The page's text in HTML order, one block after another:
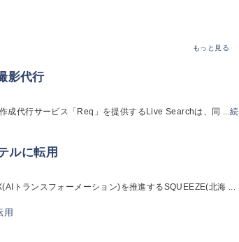
もっと見る
影代行
代行サービス「Req」を提供するLive Searchは、同 ...続
ルに転用
トランスフォーメーション)を推進するSQUEEZE(北海 ...